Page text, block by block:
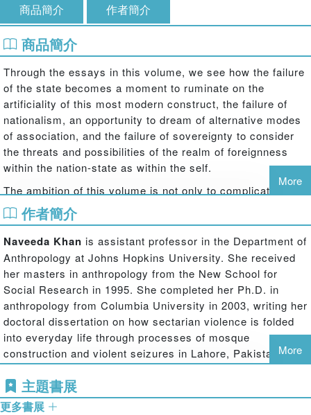
商品簡介 作者簡介
商品簡介
Through the essays in this volume, we see how the failure
of the state becomes a moment to ruminate on the
artificiality of this most modern construct, the failure of
nationalism, an opportunity to dream of alternative modes
of association, and the failure of sovereignty to consider
the threats and possibilities of the realm of foreignness
within the nation-state as within the self.
The ambition of this volume is not only to complicate
standing representations of Pakistan. It is take Pakistan
out of the status of exceptionalism that its multiple crises
have endowed upon it. By now, many scholars have
written of how exile, migrancy, refugeedom, and other
modes of displacement constitute modern subjectivities.
The arguments made in the book say that Pakistan is no
stranger to this condition of human immigrancy and
therefore, can be pressed into service in helping us to
understand our present condition.
More
作者簡介
Naveeda Khan is assistant professor in the Department of
Anthropology at Johns Hopkins University. She received
her masters in anthropology from the New School for
Social Research in 1995. She completed her Ph.D. in
anthropology from Columbia University in 2003, writing her
doctoral dissertation on how sectarian violence is folded
into everyday life through processes of mosque
construction and violent seizures in Lahore, Pakistan. She
is currently completing a book manuscript titled 'Muslim
Perfectionism: Sectarianism and The Passage of a
Promise in Pakistan'.
More
主題書展
更多書展